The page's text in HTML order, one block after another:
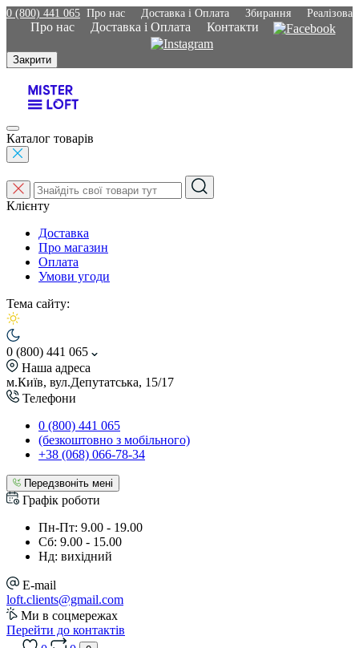
0 (800) 441 065 Про нас Доставка і Оплата Збирання
Про нас Доставка і Оплата Контакти
Закрити
Каталог товарів
Клієнту
Доставка
Про магазин
Оплата
Умови угоди
Тема сайту:
0 (800) 441 065
Наша адреса
м.Київ, вул.Депутатська, 15/17
Телефони
0 (800) 441 065
(безкоштовно з мобільного)
+38 (068) 066-78-34
Передзвоніть мені
Графік роботи
Пн-Пт: 9.00 - 19.00
Сб: 9.00 - 15.00
Нд: вихідний
E-mail
loft.clients@gmail.com
Ми в соцмережах
Перейти до контактів